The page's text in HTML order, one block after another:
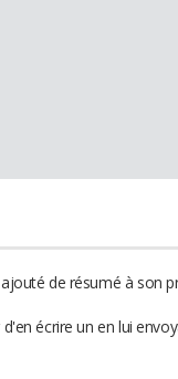
de résumé à son
écrire un en lui